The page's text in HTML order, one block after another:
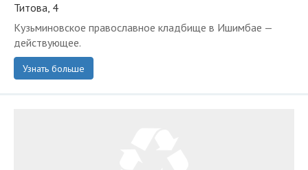
Титова, 4
Кузьминовское православное кладбище в Ишимбае —
действующее.
Узнать больше